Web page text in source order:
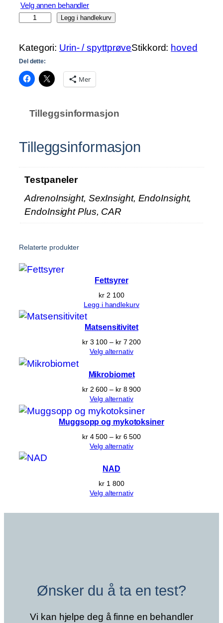
Velg annen behandler
r
n
t
a
l
Legg i handlekurv
Kategori: Urin- / spyttprøveStikkord: hoved
Del dette:
Mer
Tilleggsinformasjon
Tilleggsinformasjon
Testpaneler
AdrenoInsight, SexInsight, EndoInsight,
EndoInsight Plus, CAR
Relaterte produkter
Fettsyrer
kr 2 100
Legg i handlekurv
Matsensitivitet
kr3 100 – kr7 200Prisområde:
Velg alternativ
Mikrobiomet
kr2 600 – kr8 900Prisområde:
til
kr 8 900
Velg alternativ
Muggsopp og mykotoksiner
kr4 500 – kr6 500Prisområde:
Velg alternativ
NAD
kr 1 800
Velg alternativ
Ønsker du å ta en test?
Vi kan hjelpe deg å finne en behandler